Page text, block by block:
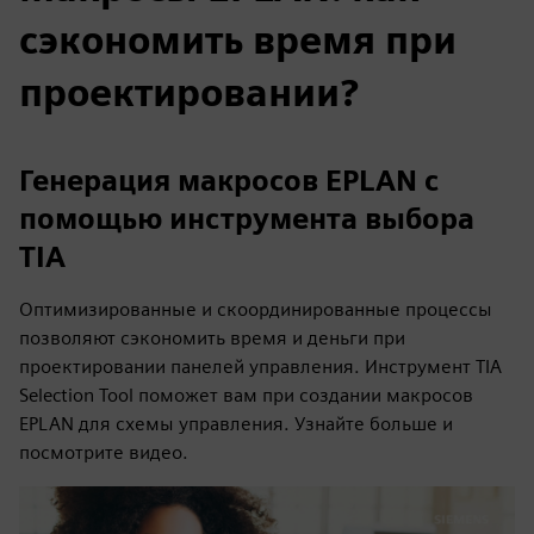
сэкономить время при
проектировании?
Генерация макросов EPLAN с
помощью инструмента выбора
TIA
Оптимизированные и скоординированные процессы
позволяют сэкономить время и деньги при
проектировании панелей управления. Инструмент TIA
Selection Tool поможет вам при создании макросов
EPLAN для схемы управления. Узнайте больше и
посмотрите видео.